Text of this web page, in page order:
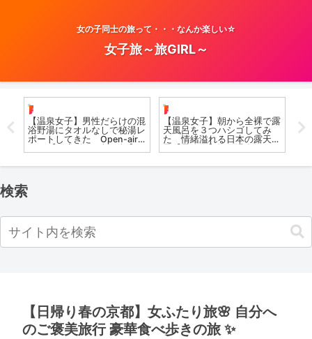
女の子同士の旅って・・・なんか楽しい☆
女子旅～旅GIRL～
お風呂女子こての
【温泉女子】男性だらけの混
浴野湯にタオルなしで秘湯レ
ポートしてきた Open-air
お風呂女子こての
【温泉女子】朝から全裸で露
天風呂を３つハシゴしてみ
た 情緒溢れる日本の露天風
溫泉 #airpanas #japan
【
え
検索
【日帰り春の京都】女ふたり旅🌸 自分へ
のご褒美旅行 豪華食べ歩きの旅 ✨